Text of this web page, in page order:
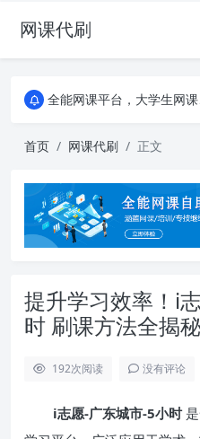
网课代刷
AI论文写作平台，根据真实
全能网课平台，大学生网课、成教、培
全能网课平台，大学生网课、成教、培
首页 网课代刷 正文
提升学习效率！i
时 刷课方法全揭
192次阅读 没有评论
i志愿-广东城市-5小时是